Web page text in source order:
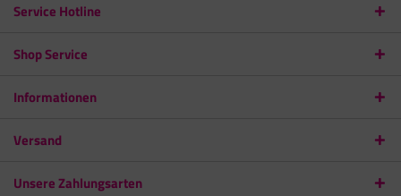
Service Hotline
Shop Service
Informationen
Versand
Unsere Zahlungsarten